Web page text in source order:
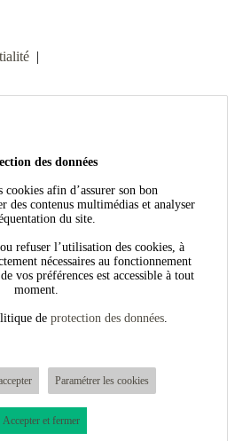
|
des données
cookies afin d’assurer son bon
des contenus multimédias et analyser
du site.
refuser l’utilisation des cookies, à
nécessaires au fonctionnement
vos préférences est accessible à tout
moment.
de protection des données.
Paramétrer les cookies
Accepter et fermer